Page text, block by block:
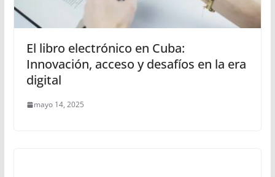
El libro electrónico en Cuba:
Innovación, acceso y desafíos en la era
digital
mayo 14, 2025